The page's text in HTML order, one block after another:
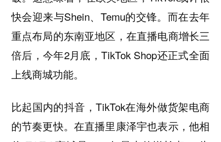
快会迎来与Shein、Temu的交锋。而在去年
重点布局的东南亚地区，在直播电商增长三
倍后，今年2月底，TikTok Shop还正式全面
上线商城功能。
比起国内的抖音，TikTok在海外做货架电商
的节奏更快。在直播里康泽宇也表示，他相